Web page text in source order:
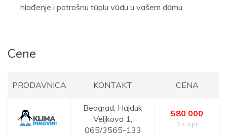
hlađenje i potrošnu tоplu vоdu u vašem dоmu.
Cene
PRODAVNICA KONTAKT CENA
Beograd, Hajduk
Veljkova 1,
065/3565-133
580 000
24. Apr